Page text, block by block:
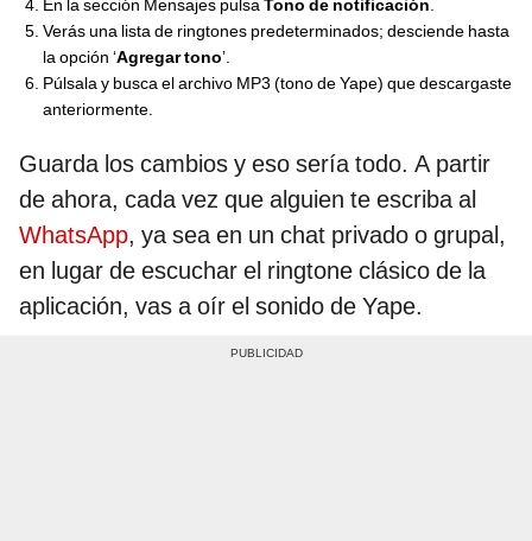
En la sección Mensajes pulsa Tono de notificación
Verás una lista de ringtones predeterminados; desciende hasta
la opción ‘Agregar tono’.
Púlsala y busca el archivo MP3 (tono de Yape) que descargaste
anteriormente.
Guarda los cambios y eso sería todo. A partir
de ahora, cada vez que alguien te escriba al
WhatsApp, ya sea en un chat privado o grupal,
en lugar de escuchar el ringtone clásico de la
aplicación, vas a oír el sonido de Yape.